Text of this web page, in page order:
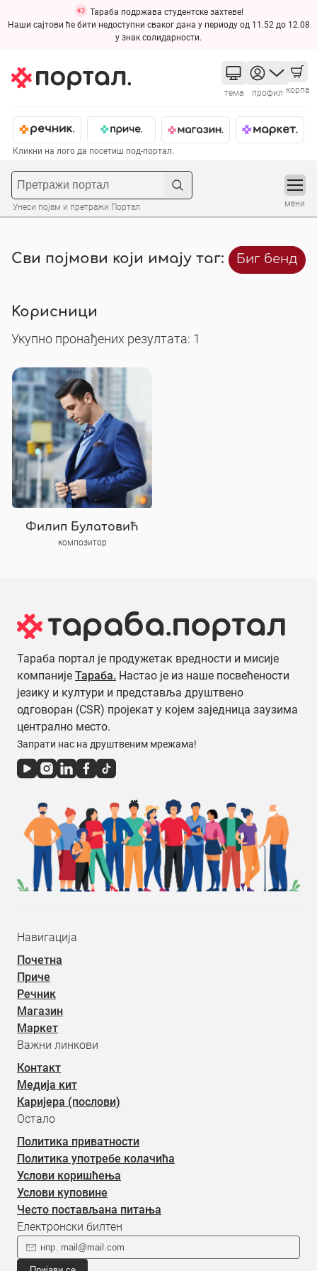
Тараба подржава студентске захтеве!
Наши сајтови ће бити недоступни сваког дана у периоду од 11.52 до 12.08
у знак солидарности.
тема профил корпа
Кликни на лого да посетиш под-портал.
Унеси појам и претражи Портал мени
Сви појмови који имају таг: Биг бенд
Корисници
Укупно пронађених резултата: 1
Филип Булатовић
композитор
Тараба портал је продужетак вредности и мисије
компаније Тараба. Настао је из наше посвећености
језику и култури и представља друштвено
одговоран (CSR) пројекат у којем заједница заузима
централно место.
Запрати нас на друштвеним мрежама!
Навигација
Почетна
Приче
Речник
Магазин
Маркет
Важни линкови
Контакт
Медија кит
Каријера (послови)
Остало
Политика приватности
Политика употребе колачића
Услови коришћења
Услови куповине
Често постављана питања
Електронски билтен